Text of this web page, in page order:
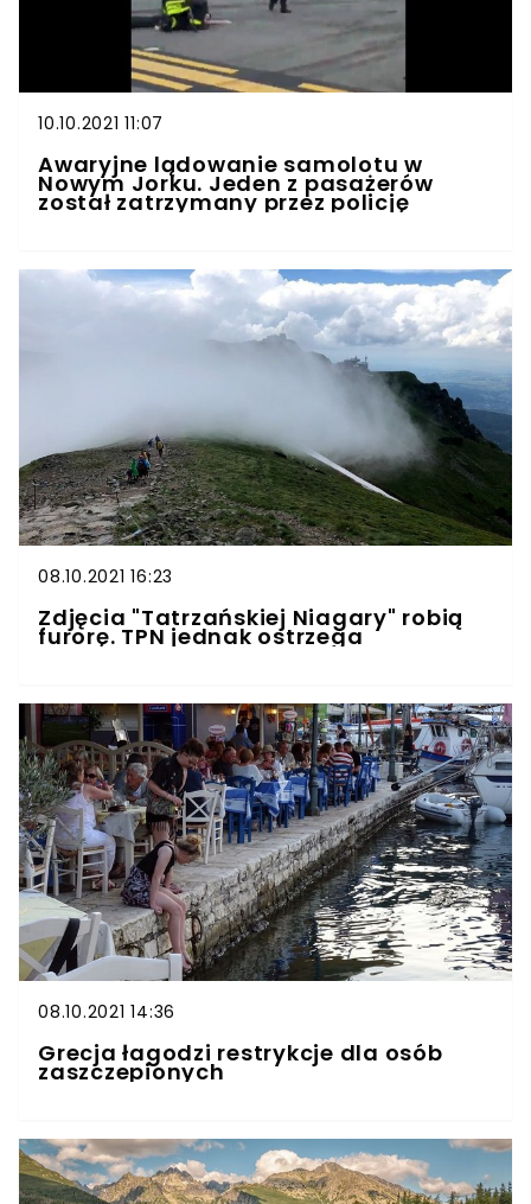
10.10.2021 11:07
Awaryjne lądowanie samolotu w
Nowym Jorku. Jeden z pasażerów
został zatrzymany przez policję
08.10.2021 16:23
Zdjęcia "Tatrzańskiej Niagary" robią
furorę. TPN jednak ostrzega
08.10.2021 14:36
Grecja łagodzi restrykcje dla osób
zaszczepionych